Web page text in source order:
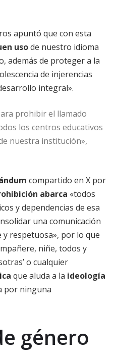
apuntó que con esta
usode nuestro idioma
además de proteger a la
de injerencias
integral».
prohibir el llamado
los centros educativos
nuestra institución»,
compartido en X por
abarca «todos
y dependencias de esa
una comunicación
respetuosa», por lo que
niñe, todos y
o cualquier
que aluda a la ideología
por ninguna
género